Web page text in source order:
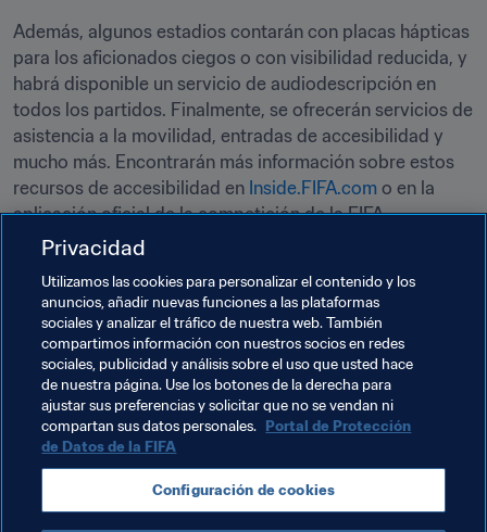
Además, algunos estadios contarán con placas hápticas
para los aficionados ciegos o con visibilidad reducida, y
habrá disponible un servicio de audiodescripción en
todos los partidos. Finalmente, se ofrecerán servicios de
asistencia a la movilidad, entradas de accesibilidad y
mucho más. Encontrarán más información sobre estos
recursos de accesibilidad en Inside.FIFA.com o en la
aplicación oficial de la competición de la FIFA.
Temas relacionados
Organización de torneos Organización
Copa Mundial de la FIFA 2026™ Canada
Concacaf USA México
Privacidad
Utilizamos las cookies para personalizar el contenido y los
anuncios, añadir nuevas funciones a las plataformas
sociales y analizar el tráfico de nuestra web. También
compartimos información con nuestros socios en redes
sociales, publicidad y análisis sobre el uso que usted hace
de nuestra página. Use los botones de la derecha para
ajustar sus preferencias y solicitar que no se vendan ni
compartan sus datos personales. Portal de Protección
de Datos de la FIFA
Configuración de cookies